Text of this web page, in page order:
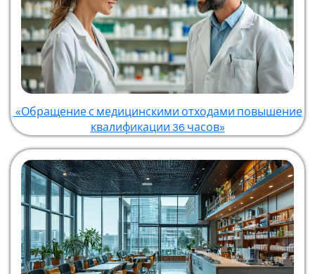
«Обращение с медицинскими отходами повышение
квалификации 36 часов»